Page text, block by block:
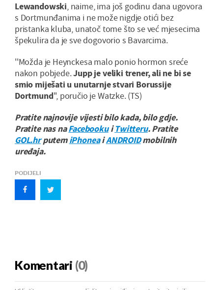
Lewandowski, naime, ima još godinu dana ugovora
s Dortmunđanima i ne može nigdje otići bez
pristanka kluba, unatoč tome što se već mjesecima
špekulira da je sve dogovorio s Bavarcima.
''Možda je Heynckesa malo ponio hormon sreće
nakon pobjede.Jupp je veliki trener, ali ne bi se
smio miješati u unutarnje stvari Borussije
Dortmund'', poručio je Watzke. (TS)
Pratite najnovije vijesti bilo kada, bilo gdje.
Pratite nas naFacebookuiTwitteru. Pratite
GOL.hrputemiPhoneaiANDROIDmobilnih
uređaja.
PODIJELI
Komentari (0)